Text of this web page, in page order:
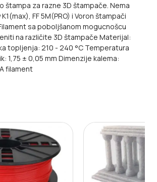
štampa za razne 3D štampače. Nema
FF 5M(PRO) i Voron štampači
sa poboljšanom mogucnošcu
na različite 3D štampače Materijal:
topljenja: 210 - 240 °C Temperatura
1,75 ± 0,05 mm Dimenzije kalema:
filament